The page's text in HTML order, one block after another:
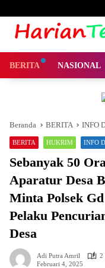
BERITA NASIONAL
Beranda BERITA INFO
BERITA HUKRIM INFO
Sebanyak 50
Aparatur Desa
Minta Polsek
Pelaku
Desa
Adi Putra Amril
2
Februari 4, 2025